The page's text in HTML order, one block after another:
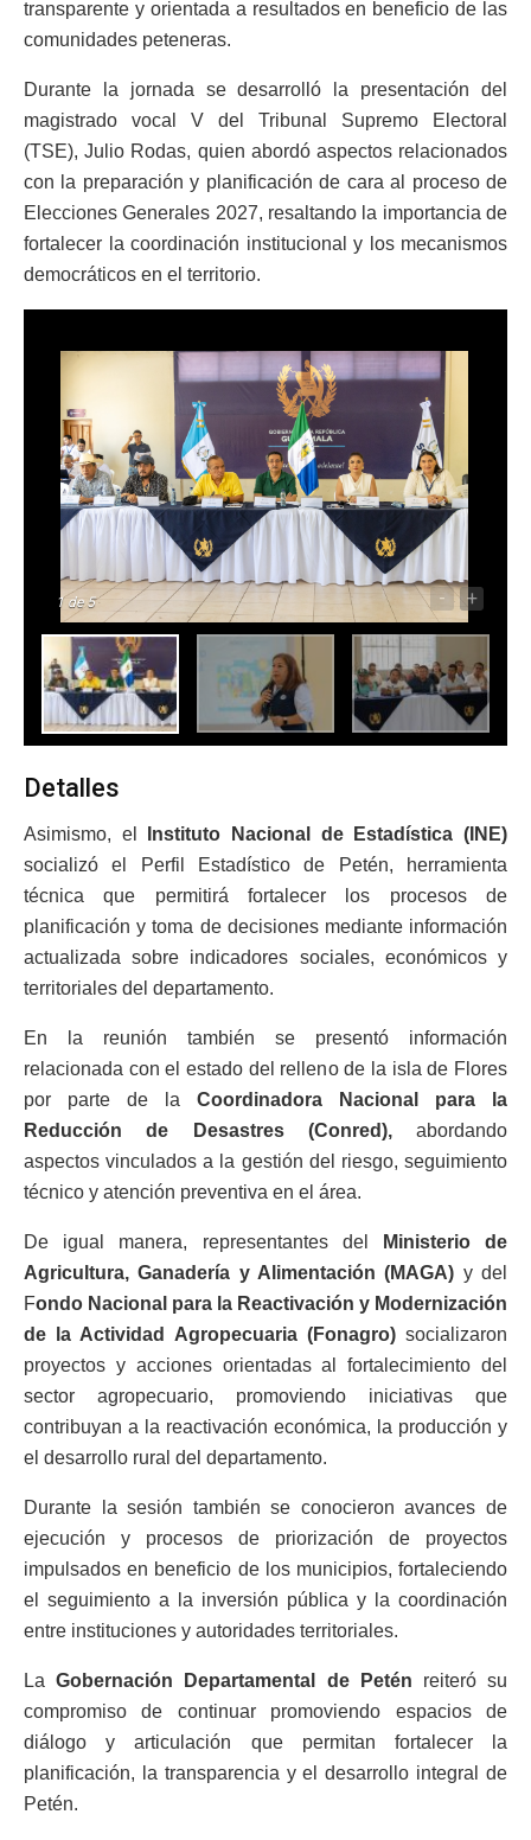
transparente y orientada a resultados en beneficio de las
comunidades peteneras.
Durante la jornada se desarrolló la presentación del
magistrado vocal V del Tribunal Supremo Electoral
(TSE), Julio Rodas, quien abordó aspectos relacionados
con la preparación y planificación de cara al proceso de
Elecciones Generales 2027, resaltando la importancia de
fortalecer la coordinación institucional y los mecanismos
democráticos en el territorio.
1de 5 - +
Detalles
Asimismo, el
Instituto Nacional de Estadística (INE)
socializó el Perfil Estadístico de Petén, herramienta
técnica que permitirá fortalecer los procesos de
planificación y toma de decisiones mediante información
actualizada sobre indicadores sociales, económicos y
territoriales del departamento.
En la reunión también se presentó información
relacionada con el estado del relleno de la isla de Flores
por parte de la Coordinadora Nacional para la
Reducción de Desastres (Conred),abordando
aspectos vinculados a la gestión del riesgo, seguimiento
técnico y atención preventiva en el área.
De igual manera, representantes del
Ministerio de
Agricultura, Ganadería y Alimentación (MAGA) y del
Fondo Nacional para la Reactivación y Modernización
de la Actividad Agropecuaria (Fonagro)socializaron
proyectos y acciones orientadas al fortalecimiento del
sector agropecuario, promoviendo iniciativas que
contribuyan a la reactivación económica, la producción y
el desarrollo rural del departamento.
Durante la sesión también se conocieron avances de
ejecución y procesos de priorización de proyectos
impulsados en beneficio de los municipios, fortaleciendo
el seguimiento a la inversión pública y la coordinación
entre instituciones y autoridades territoriales.
LaGobernación Departamental de Petén reiteró su
compromiso de continuar promoviendo espacios de
diálogo y articulación que permitan fortalecer la
planificación, la transparencia y el desarrollo integral de
Petén.